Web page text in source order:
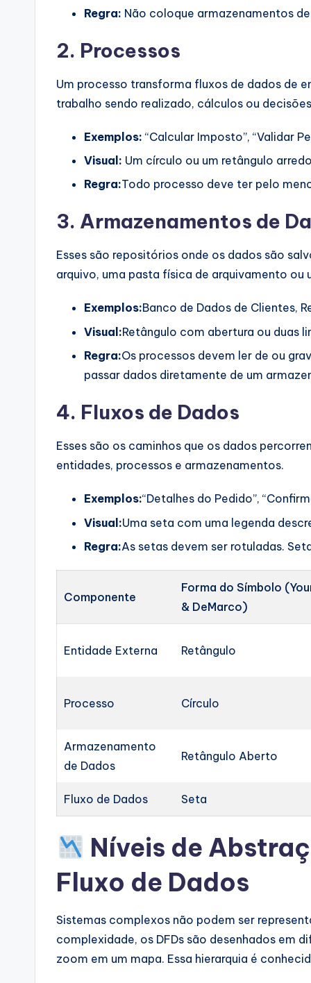
Regra: Não coloque armazenamentos
2. Processos
Um processo transforma fluxos de dados de
trabalho sendo realizado, cálculos ou
Exemplos: “Calcular Imposto”, “Validar
Visual: Um círculo ou um retângulo
Regra:Todo processo deve ter pelo
3. Armazenamentos de
Esses são repositórios onde os dados são
arquivo, uma pasta física de arquivamento ou
Exemplos:Banco de Dados de Clientes,
Visual:Retângulo com abertura ou duas
Regra:Os processos devem ler de ou
passar dados diretamente de um
4. Fluxos de Dados
Esses são os caminhos que os dados
entidades, processos e armazenamentos.
Exemplos:“Detalhes do Pedido”,
Visual:Uma seta com uma legenda
Regra:As setas devem ser rotuladas.
Componente
Forma do Símbolo
& DeMarco)
Entidade Externa Retângulo
Processo Círculo
Armazenamento
de Dados
Retângulo Aberto
Fluxo de Dados Seta
Níveis de
Fluxo de Dados
Sistemas complexos não podem ser
complexidade, os DFDs são desenhados em
zoom em um mapa. Essa hierarquia é